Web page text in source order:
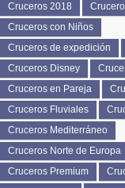
Cruceros 2018
Cruceros con Niños
Cruceros de expedición
Cruceros Disney
Cruceros en Pareja
Cruceros Fluviales
Cruceros Mediterráneo
Cruceros Norte de Europa
Cruceros Premium